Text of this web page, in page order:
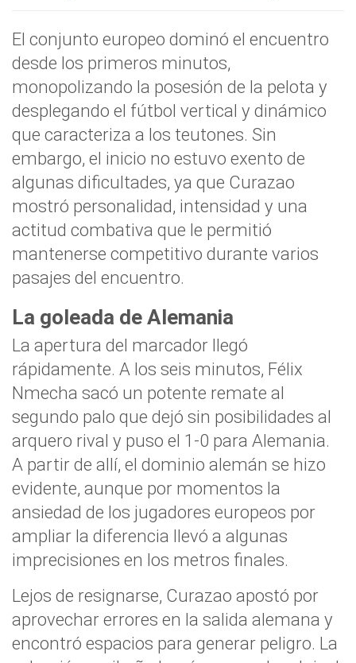
El conjunto europeo dominó el encuentro
desde los primeros minutos,
monopolizando la posesión de la pelota y
desplegando el fútbol vertical y dinámico
que caracteriza a los teutones. Sin
embargo, el inicio no estuvo exento de
algunas dificultades, ya que Curazao
mostró personalidad, intensidad y una
actitud combativa que le permitió
mantenerse competitivo durante varios
pasajes del encuentro.
La goleada de Alemania
La apertura del marcador llegó
rápidamente. A los seis minutos, Félix
Nmecha sacó un potente remate al
segundo palo que dejó sin posibilidades al
arquero rival y puso el 1-0 para Alemania.
A partir de allí, el dominio alemán se hizo
evidente, aunque por momentos la
ansiedad de los jugadores europeos por
ampliar la diferencia llevó a algunas
imprecisiones en los metros finales.
Lejos de resignarse, Curazao apostó por
aprovechar errores en la salida alemana y
encontró espacios para generar peligro. La